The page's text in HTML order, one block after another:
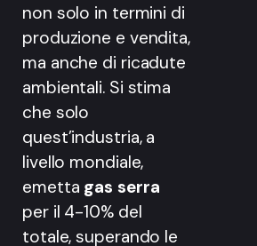
non solo in termini di
produzione e vendita,
ma anche di ricadute
ambientali. Si stima
che solo
quest’industria, a
livello mondiale,
emetta gas serra
per il 4-10% del
totale, superando le